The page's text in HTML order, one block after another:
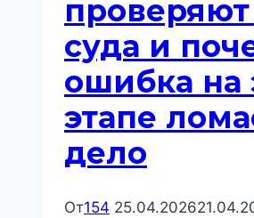
суда и
ошибка на
этапе
дело
От154 25.04.2026